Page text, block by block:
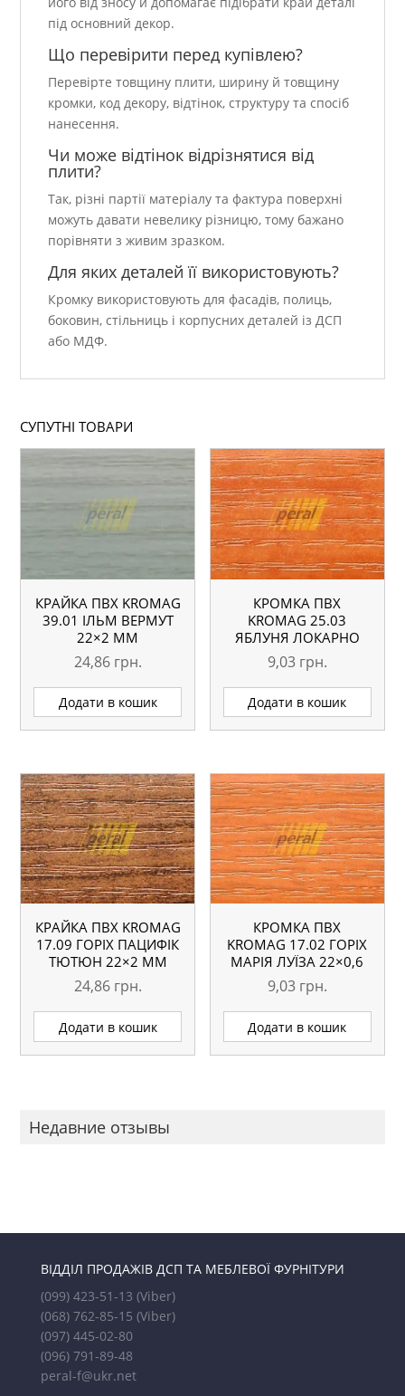
під основний декор.
Що перевірити перед купівлею?
Перевірте товщину плити, ширину й товщину
кромки, код декору, відтінок, структуру та спосіб
нанесення.
Чи може відтінок відрізнятися від
плити?
Так, різні партії матеріалу та фактура поверхні
можуть давати невелику різницю, тому бажано
порівняти з живим зразком.
Для яких деталей її використовують?
Кромку використовують для фасадів, полиць,
боковин, стільниць і корпусних деталей із ДСП
або МДФ.
СУПУТНІ ТОВАРИ
КРАЙКА ПВХ KROMAG
39.01 ІЛЬМ ВЕРМУТ
22×2 ММ
24,86 грн.
Додати в кошик
КРОМКА ПВХ
KROMAG 25.03
ЯБЛУНЯ ЛОКАРНО
22×0,6 ММ
9,03 грн.
Додати в кошик
КРАЙКА ПВХ KROMAG
17.09 ГОРІХ ПАЦИФІК
ТЮТЮН 22×2 ММ
24,86 грн.
Додати в кошик
КРОМКА ПВХ
KROMAG 17.02 ГОРІХ
МАРІЯ ЛУЇЗА 22×0,6
ММ
9,03 грн.
Додати в кошик
Недавние отзывы
ВІДДІЛ ПРОДАЖІВ ДСП ТА МЕБЛЕВОЇ ФУРНІТУРИ
(099) 423-51-13 (Viber)
(068) 762-85-15 (Viber)
(097) 445-02-80
(096) 791-89-48
peral-f@ukr.net